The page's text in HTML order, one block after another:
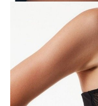
Opinie
Miękka bawełna, modne
dopasowany, wygodny krój
aby zapewnić Ci wygodę i
Cechy modelu:
• bez rękawów,
•cienkie elastyczne paski,
•dopasowana sylwetka,
•majtki "slipy",
• nogawki obszyte wąską